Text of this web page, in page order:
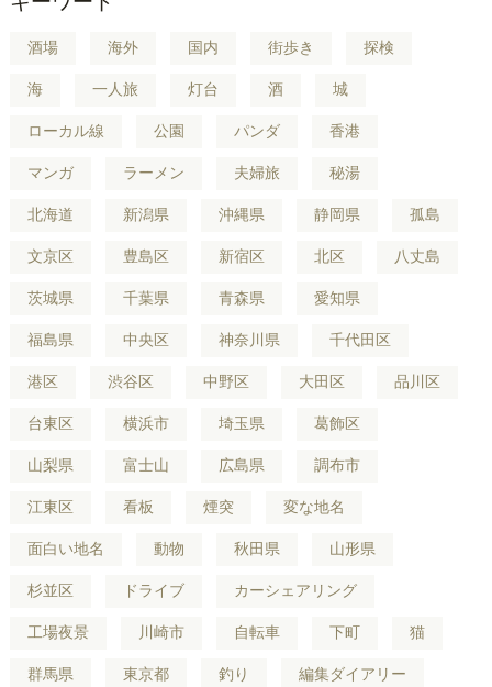
酒場 海外 国内 街歩き 探検
海 一人旅 灯台 酒 城
ローカル線 公園 パンダ 香港
マンガ ラーメン 夫婦旅 秘湯
北海道 新潟県 沖縄県 静岡県 孤島
文京区 豊島区 新宿区 北区 八丈島
茨城県 千葉県 青森県 愛知県
福島県 中央区 神奈川県 千代田区
港区 渋谷区 中野区 大田区 品川区
台東区 横浜市 埼玉県 葛飾区
山梨県 富士山 広島県 調布市
江東区 看板 煙突 変な地名
面白い地名 動物 秋田県 山形県
杉並区 ドライブ カーシェアリング
工場夜景 川崎市 自転車 下町 猫
群馬県 東京都 釣り 編集ダイアリー